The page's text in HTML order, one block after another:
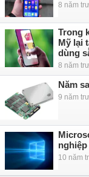
8 năm
Trong
Mỹ lại
dùng
8 năm
Năm
9 năm
10 năm